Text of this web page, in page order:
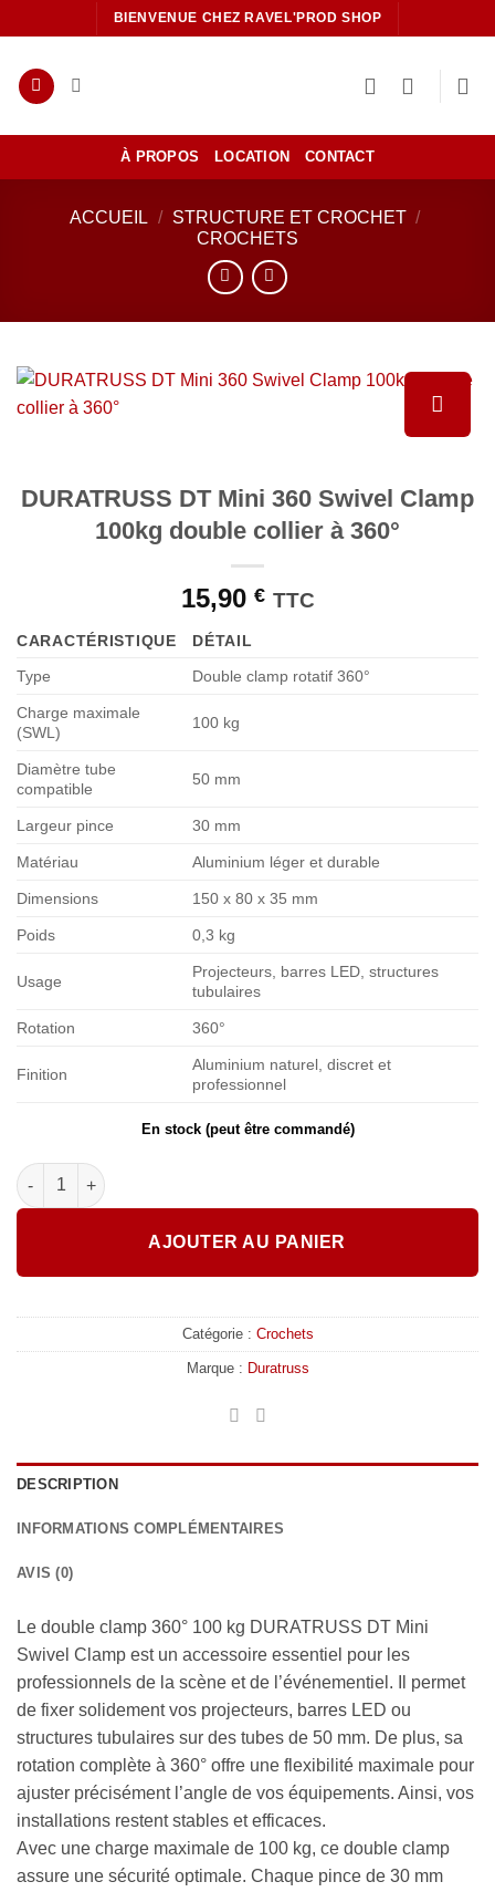
au
contenu
BIENVENUE CHEZ RAVEL'PROD SHOP
À PROPOS LOCATION CONTACT
ACCUEIL / STRUCTURE ET CROCHET /
CROCHETS
de
DURATRUSS DT Mini 360 Swivel Clamp
100kg double collier à 360°
15,90 € TTC
CARACTÉRISTIQUE
DÉTAIL
Type
Double clamp rotatif 360°
Charge maximale
(SWL)
100 kg
Diamètre tube
compatible
50 mm
Largeur pince 30 mm
Matériau Aluminium léger et durable
Dimensions 150 x 80 x 35 mm
Poids 0,3 kg
Usage
Projecteurs, barres LED, structures
tubulaires
Rotation 360°
Finition
Aluminium naturel, discret et
professionnel
En stock (peut être commandé)
quantité de DURATRUSS DT Mini 360 Swivel Clamp 100kg
AJOUTER AU PANIER
Catégorie : Crochets
Marque : Duratruss
DESCRIPTION
INFORMATIONS COMPLÉMENTAIRES
AVIS (0)
Le double clamp 360° 100 kg DURATRUSS DT Mini
Swivel Clamp est un accessoire essentiel pour les
professionnels de la scène et de l’événementiel. Il permet
de fixer solidement vos projecteurs, barres LED ou
structures tubulaires sur des tubes de 50 mm. De plus, sa
rotation complète à 360° offre une flexibilité maximale pour
ajuster précisément l’angle de vos équipements. Ainsi, vos
installations restent stables et efficaces.
Avec une charge maximale de 100 kg, ce double clamp
assure une sécurité optimale. Chaque pince de 30 mm